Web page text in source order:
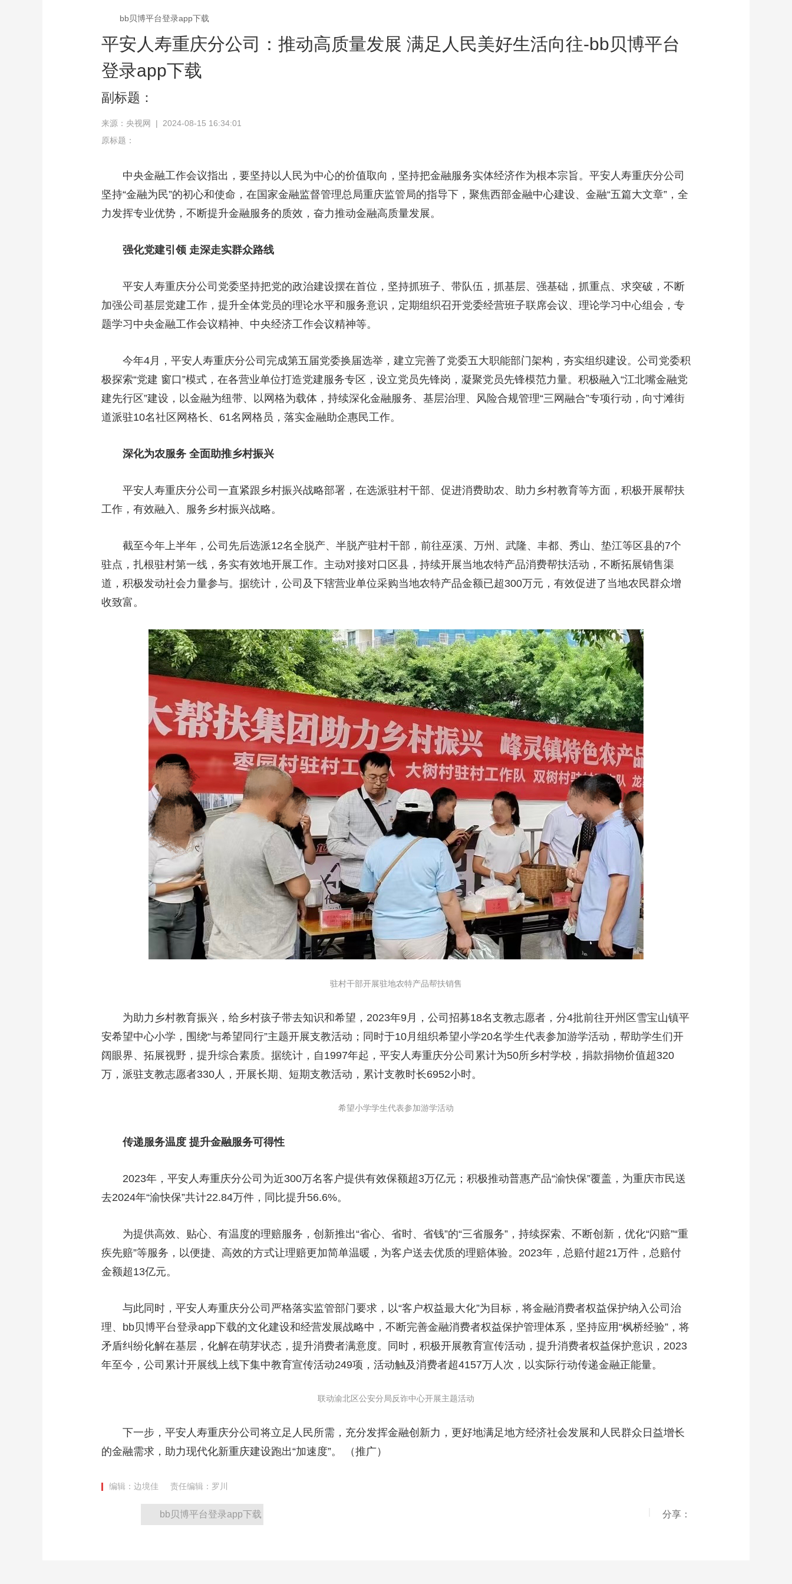
bb贝博平台登录app下载
平安人寿重庆分公司：推动高质量发展 满足人民美好生活向往-bb贝博平台
登录app下载
副标题：
来源：央视网 | 2024-08-15 16:34:01
原标题：
中央金融工作会议指出，要坚持以人民为中心的价值取向，坚持把金融服务实体经济作为根本宗旨。平安人寿重庆分公司
坚持“金融为民”的初心和使命，在国家金融监督管理总局重庆监管局的指导下，聚焦西部金融中心建设、金融“五篇大文章”，全
力发挥专业优势，不断提升金融服务的质效，奋力推动金融高质量发展。
强化党建引领 走深走实群众路线
平安人寿重庆分公司党委坚持把党的政治建设摆在首位，坚持抓班子、带队伍，抓基层、强基础，抓重点、求突破，不断
加强公司基层党建工作，提升全体党员的理论水平和服务意识，定期组织召开党委经营班子联席会议、理论学习中心组会，专
题学习中央金融工作会议精神、中央经济工作会议精神等。
今年4月，平安人寿重庆分公司完成第五届党委换届选举，建立完善了党委五大职能部门架构，夯实组织建设。公司党委积
极探索“党建 窗口”模式，在各营业单位打造党建服务专区，设立党员先锋岗，凝聚党员先锋模范力量。积极融入“江北嘴金融党
建先行区”建设，以金融为纽带、以网格为载体，持续深化金融服务、基层治理、风险合规管理“三网融合”专项行动，向寸滩街
道派驻10名社区网格长、61名网格员，落实金融助企惠民工作。
深化为农服务 全面助推乡村振兴
平安人寿重庆分公司一直紧跟乡村振兴战略部署，在选派驻村干部、促进消费助农、助力乡村教育等方面，积极开展帮扶
工作，有效融入、服务乡村振兴战略。
截至今年上半年，公司先后选派12名全脱产、半脱产驻村干部，前往巫溪、万州、武隆、丰都、秀山、垫江等区县的7个
驻点，扎根驻村第一线，务实有效地开展工作。主动对接对口区县，持续开展当地农特产品消费帮扶活动，不断拓展销售渠
道，积极发动社会力量参与。据统计，公司及下辖营业单位采购当地农特产品金额已超300万元，有效促进了当地农民群众增
收致富。
驻村干部开展驻地农特产品帮扶销售
为助力乡村教育振兴，给乡村孩子带去知识和希望，2023年9月，公司招募18名支教志愿者，分4批前往开州区雪宝山镇平
安希望中心小学，围绕“与希望同行”主题开展支教活动；同时于10月组织希望小学20名学生代表参加游学活动，帮助学生们开
阔眼界、拓展视野，提升综合素质。据统计，自1997年起，平安人寿重庆分公司累计为50所乡村学校，捐款捐物价值超320
万，派驻支教志愿者330人，开展长期、短期支教活动，累计支教时长6952小时。
希望小学学生代表参加游学活动
传递服务温度 提升金融服务可得性
2023年，平安人寿重庆分公司为近300万名客户提供有效保额超3万亿元；积极推动普惠产品“渝快保”覆盖，为重庆市民送
去2024年“渝快保”共计22.84万件，同比提升56.6%。
为提供高效、贴心、有温度的理赔服务，创新推出“省心、省时、省钱”的“三省服务”，持续探索、不断创新，优化“闪赔”“重
疾先赔”等服务，以便捷、高效的方式让理赔更加简单温暖，为客户送去优质的理赔体验。2023年，总赔付超21万件，总赔付
金额超13亿元。
与此同时，平安人寿重庆分公司严格落实监管部门要求，以“客户权益最大化”为目标，将金融消费者权益保护纳入公司治
理、bb贝博平台登录app下载的文化建设和经营发展战略中，不断完善金融消费者权益保护管理体系，坚持应用“枫桥经验”，将
矛盾纠纷化解在基层，化解在萌芽状态，提升消费者满意度。同时，积极开展教育宣传活动，提升消费者权益保护意识，2023
年至今，公司累计开展线上线下集中教育宣传活动249项，活动触及消费者超4157万人次，以实际行动传递金融正能量。
联动渝北区公安分局反诈中心开展主题活动
下一步，平安人寿重庆分公司将立足人民所需，充分发挥金融创新力，更好地满足地方经济社会发展和人民群众日益增长
的金融需求，助力现代化新重庆建设跑出“加速度”。 （推广）
编辑：边境佳 责任编辑：罗川
bb贝博平台登录app下载 分享：